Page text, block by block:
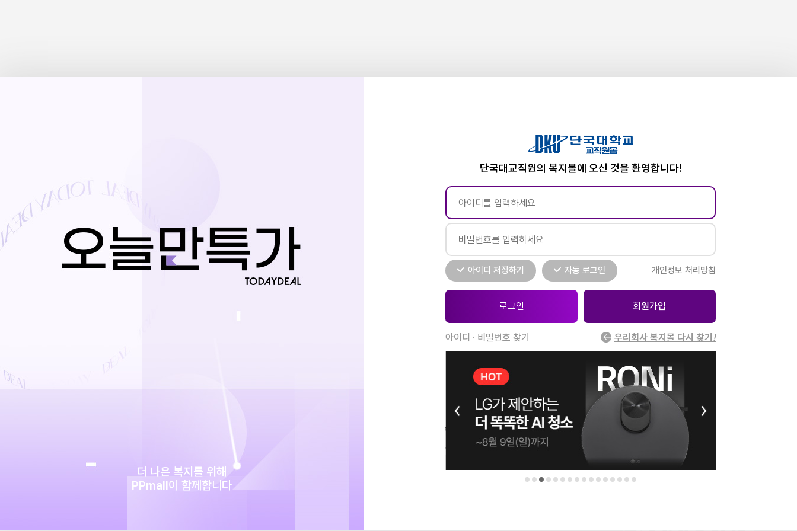
더 나은 복지를 위해
PPmall이 함께합니다
단국대교직원의 복지몰에 오신 것을 환영합니다!
아이디 저장하기 자동 로그인 개인정보 처리방침
회원가입
아이디 · 비밀번호 찾기 우리회사 복지몰 다시 찾기 !